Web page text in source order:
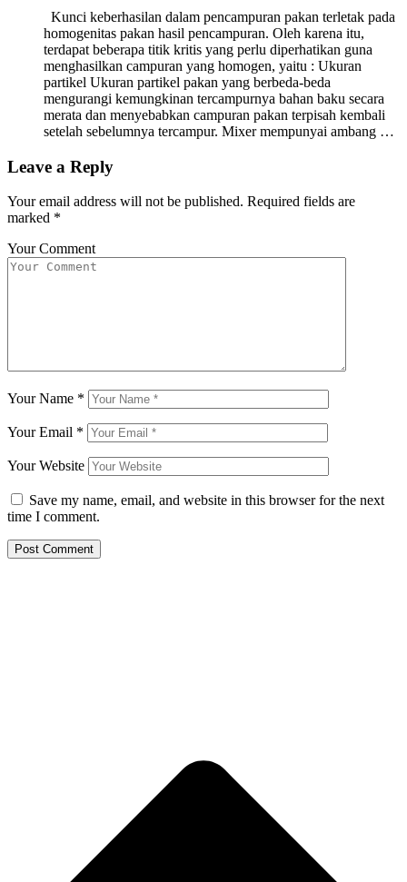
Kunci keberhasilan dalam pencampuran pakan terletak pada
homogenitas pakan hasil pencampuran. Oleh karena itu,
terdapat beberapa titik kritis yang perlu diperhatikan guna
menghasilkan campuran yang homogen, yaitu : Ukuran
partikel Ukuran partikel pakan yang berbeda-beda
mengurangi kemungkinan tercampurnya bahan baku secara
merata dan menyebabkan campuran pakan terpisah kembali
setelah sebelumnya tercampur. Mixer mempunyai ambang …
Leave a Reply
Your email address will not be published. Required fields are
marked *
Your Comment
Your Name *
Your Email *
Your Website
Save my name, email, and website in this browser for the next
time I comment.